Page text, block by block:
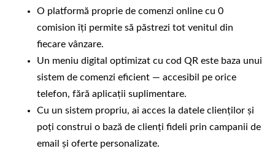
O platformă proprie de comenzi online cu 0
comision îți permite să păstrezi tot venitul din
fiecare vânzare.
Un meniu digital optimizat cu cod QR este baza unui
sistem de comenzi eficient — accesibil pe orice
telefon, fără aplicații suplimentare.
Cu un sistem propriu, ai acces la datele clienților și
poți construi o bază de clienți fideli prin campanii de
email și oferte personalizate.